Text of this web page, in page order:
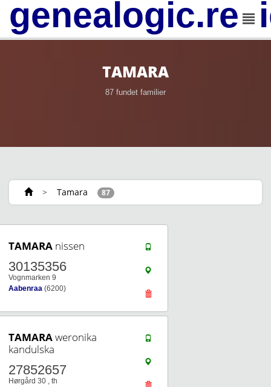
TAMARA
87 fundet familier
> Tamara 87
TAMARA nissen
30135356
Vognmarken 9
Aabenraa (6200)
TAMARAweronika
kandulska
27852657
Hørgård 30 , th